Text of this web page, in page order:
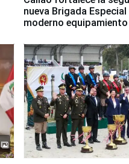
nueva Brigada
moderno